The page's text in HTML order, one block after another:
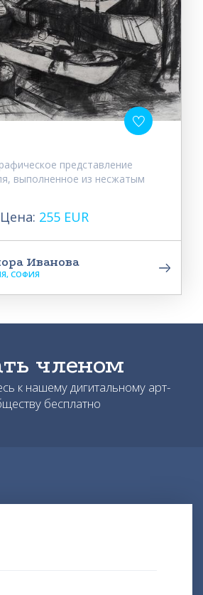
представление
выполненное из несжатым
Цена: 255 EUR
Иванова
СОФИЯ
членом
к нашему дигитальному арт-
бесплатно